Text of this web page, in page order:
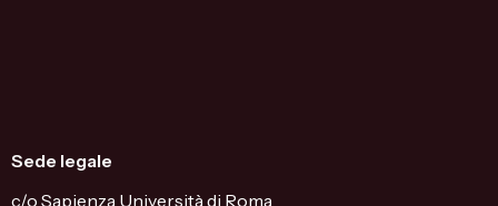
Sede legale
c/o Sapienza Università di Roma